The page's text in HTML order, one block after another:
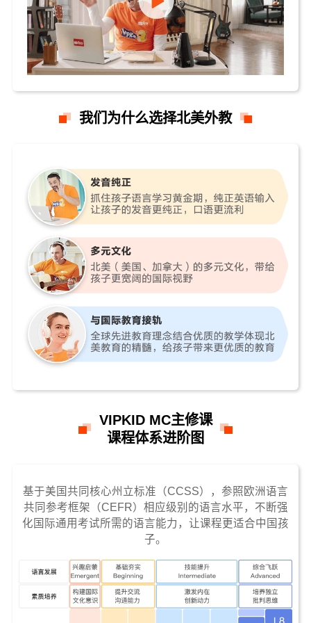
我们为什么选择北美外教
VIPKID MC主修课
课程体系进阶图
基于美国共同核心州立标准（CCSS），参照欧洲语言
共同参考框架（CEFR）相应级别的语言水平，不断强
化国际通用考试所需的语言能力，让课程更适合中国孩
子。